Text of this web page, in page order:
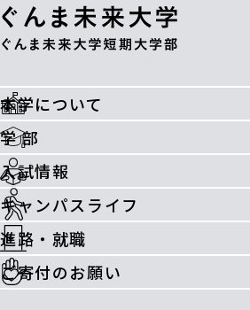
本学について
学 部
入試情報
キャンパスライフ
進路・就職
ご寄付のお願い